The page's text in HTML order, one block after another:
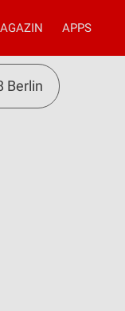
APPS
Berlin